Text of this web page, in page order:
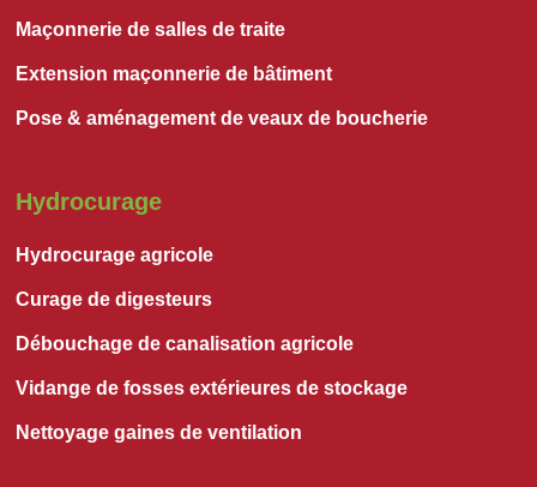
Maçonnerie de salles de traite
Extension maçonnerie de bâtiment
Pose & aménagement de veaux de boucherie
Hydrocurage
Hydrocurage agricole
Curage de digesteurs
Débouchage de canalisation agricole
Vidange de fosses extérieures de stockage
Nettoyage gaines de ventilation